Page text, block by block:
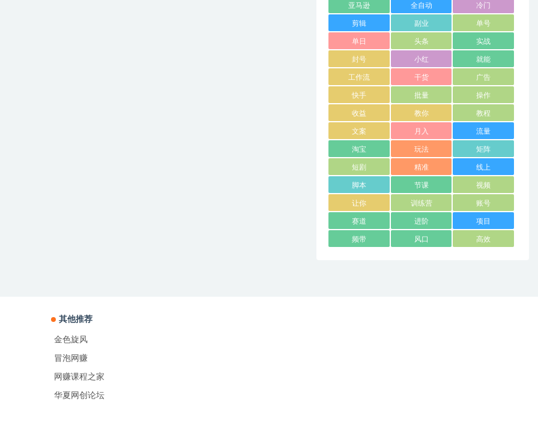
亚马逊 全自动 冷门
剪辑 副业 单号
单日 头条 实战
封号 小红 就能
工作流 干货 广告
快手 批量 操作
收益 教你 教程
文案 月入 流量
淘宝 玩法 矩阵
短剧 精准 线上
脚本 节课 视频
让你 训练营 账号
赛道 进阶 项目
频带 风口 高效
其他推荐
金色旋风
冒泡网赚
网赚课程之家
华夏网创论坛